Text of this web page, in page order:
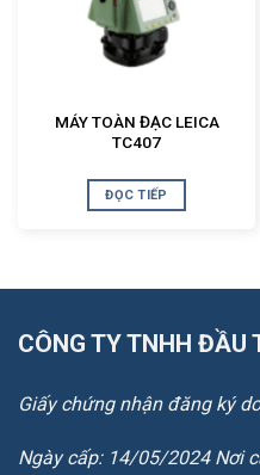
MÁY TOÀN ĐẠC LEICA
TC407
ĐỌC TIẾP
CÔNG TY TNHH ĐẦU
Giấy chứng nhận đăng ký
Ngày cấp: 14/05/2024 Nơi